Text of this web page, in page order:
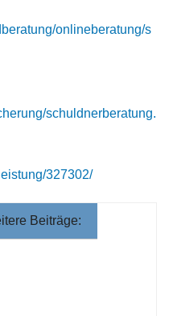
onlineberatung/s
schuldnerberatung.
327302/
Beiträge: